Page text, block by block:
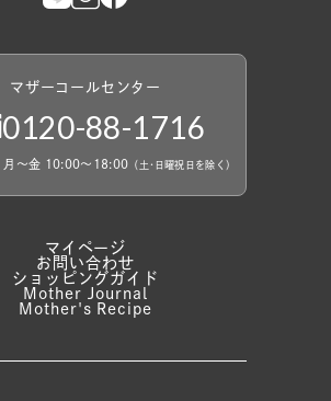
マイページ
お問い合わせ
ショッピングガイド
Mother Journal
Mother's Recipe
マザーコールセンター
0120-88-1716
月〜金 10:00〜18:00 （ 土・ 日曜祝日を除く）